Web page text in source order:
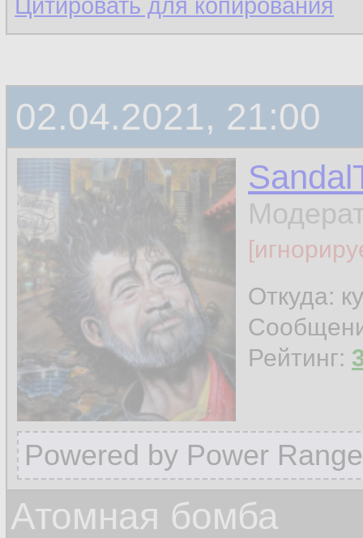
Цитировать для копирования
02.04.2021, 21:00
Откуда:
Рейтинг:
Powered by Power
Атомная бомба